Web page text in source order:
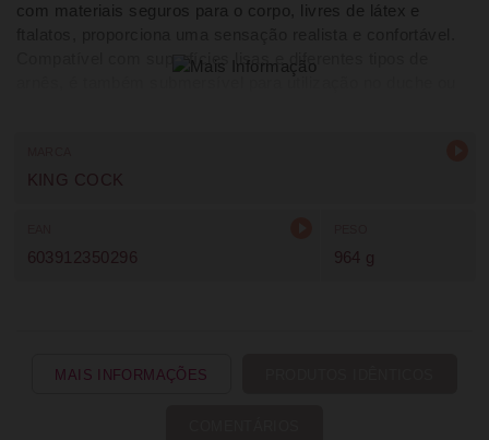
com materiais seguros para o corpo, livres de látex e
Compatível com superfícies lisas e diferentes tipos de
KING COCK
603912350296 964 g
MAIS INFORMAÇÕES